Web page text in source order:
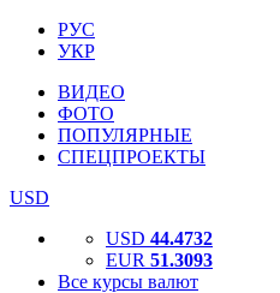
РУС
УКР
ВИДЕО
ФОТО
ПОПУЛЯРНЫЕ
СПЕЦПРОЕКТЫ
USD
USD 44.4732
EUR 51.3093
Все курсы валют